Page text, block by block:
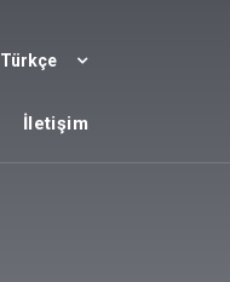
Türkçe
İletişim